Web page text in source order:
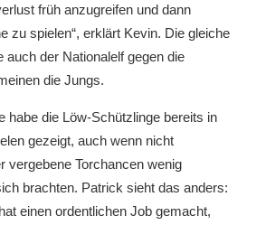
früh anzugreifen und dann
zu spielen“, erklärt Kevin. Die gleiche
auch der Nationalelf gegen die
die Jungs.
habe die Löw-Schützlinge bereits in
gezeigt, auch wenn nicht
vergebene Torchancen wenig
brachten. Patrick sieht das anders:
einen ordentlichen Job gemacht,